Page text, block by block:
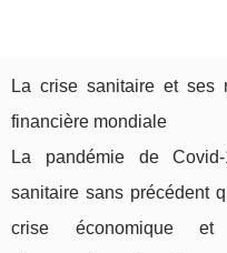
La crise sanitaire et ses
financière mondiale
La pandémie de
sanitaire sans précédent
crise économique